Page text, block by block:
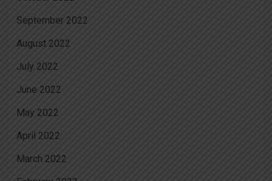
September 2022
August 2022
July 2022
June 2022
May 2022
April 2022
March 2022